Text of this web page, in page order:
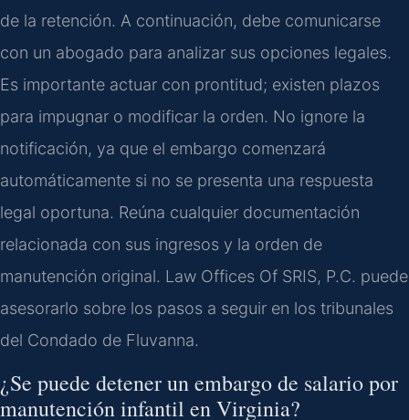
de la retención. A continuación, debe comunicarse
con un abogado para analizar sus opciones legales.
Es importante actuar con prontitud; existen plazos
para impugnar o modificar la orden. No ignore la
notificación, ya que el embargo comenzará
automáticamente si no se presenta una respuesta
legal oportuna. Reúna cualquier documentación
relacionada con sus ingresos y la orden de
manutención original. Law Offices Of SRIS, P.C. puede
asesorarlo sobre los pasos a seguir en los tribunales
del Condado de Fluvanna.
¿Se puede detener un embargo de salario por
manutención infantil en Virginia?